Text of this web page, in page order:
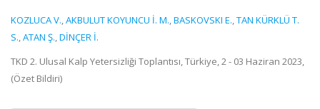
KOZLUCA V.,AKBULUT KOYUNCU İ. M.,BASKOVSKI E.,TAN KÜRKLÜ T.
S.,ATAN Ş.,DİNÇER İ.
TKD 2. Ulusal Kalp Yetersizliği Toplantısı, Türkiye, 2 - 03 Haziran 2023,
(Özet Bildiri)